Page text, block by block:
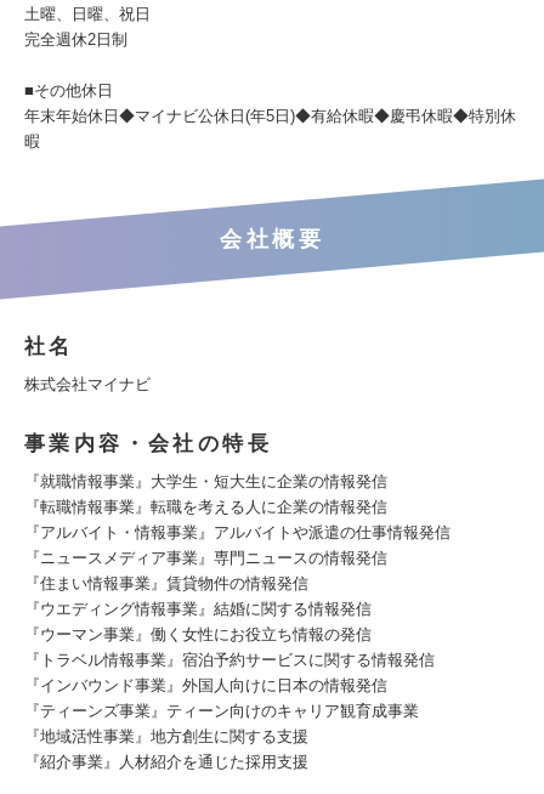
土曜、日曜、祝日
完全週休2日制
■その他休日
年末年始休日◆マイナビ公休日(年5日)◆有給休暇◆慶弔休暇◆特別休
暇
会社概要
社名
株式会社マイナビ
事業内容・会社の特長
『就職情報事業』大学生・短大生に企業の情報発信
『転職情報事業』転職を考える人に企業の情報発信
『アルバイト・情報事業』アルバイトや派遣の仕事情報発信
『ニュースメディア事業』専門ニュースの情報発信
『住まい情報事業』賃貸物件の情報発信
『ウエディング情報事業』結婚に関する情報発信
『ウーマン事業』働く女性にお役立ち情報の発信
『トラベル情報事業』宿泊予約サービスに関する情報発信
『インバウンド事業』外国人向けに日本の情報発信
『ティーンズ事業』ティーン向けのキャリア観育成事業
『地域活性事業』地方創生に関する支援
『紹介事業』人材紹介を通じた採用支援